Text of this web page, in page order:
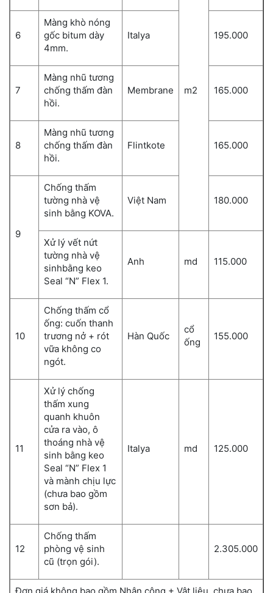
m2
6
Màng khò nóng
gốc bitum dày
4mm.
Italya 195.000
7
Màng nhũ tương
chống thấm đàn
hồi.
Membrane 165.000
8
Màng nhũ tương
chống thấm đàn
hồi.
Flintkote 165.000
9
Chống thấm
tường nhà vệ
sinh bằng KOVA.
Việt Nam 180.000
Xử lý vết nứt
tường nhà vệ
sinhbằng keo
Seal “N” Flex 1.
Anh md 115.000
10
Chống thấm cổ
ống: cuốn thanh
trương nở + rót
vữa không co
ngót.
Hàn Quốc
cổ
ống
155.000
11
Xử lý chống
thấm xung
quanh khuôn
cửa ra vào, ô
thoáng nhà vệ
sinh bằng keo
Seal “N” Flex 1
và mành chịu lực
(chưa bao gồm
sơn bả).
Italya md 125.000
12
Chống thấm
phòng vệ sinh
cũ (trọn gói).
2.305.000